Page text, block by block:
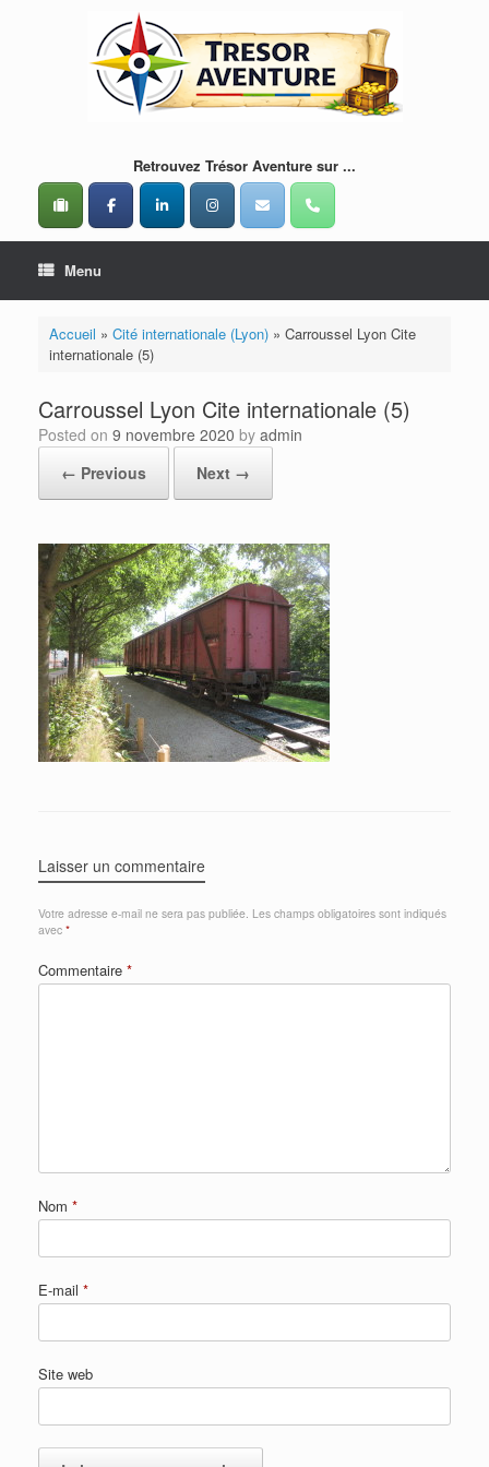
Retrouvez Trésor Aventure sur ...
Menu
Accueil » Cité internationale (Lyon)» Carroussel Lyon Cite
internationale (5)
Carroussel Lyon Cite internationale (5)
Posted on 9 novembre 2020 by admin
← Previous
Next →
Laisser un commentaire
Votre adresse e-mail ne sera pas publiée. Les champs obligatoires sont indiqués
avec *
Commentaire *
Nom *
E-mail *
Site web